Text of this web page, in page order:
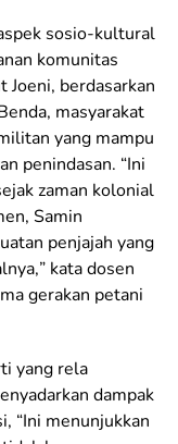
sosio-kultural
komunitas
berdasarkan
masyarakat
yang mampu
penindasan. “Ini
zaman kolonial
Samin
penjajah yang
,” kata dosen
gerakan petani
yang rela
dampak
“Ini menunjukkan